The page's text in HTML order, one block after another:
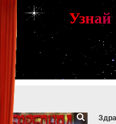
[phpBB Debug] PHP Warning : in file
mysqli_fetch_assoc(): Couldn't fetch
[phpBB Debug] PHP Warning: in file
mysqli_free_result(): Couldn't fetch
[phpBB Debug] PHP Warning
mysqli_fetch_assoc(): Couldn't fetch
[phpBB Debug] PHP Warning
: in file
mysqli_free_result(): Couldn't fetch
[phpBB Debug] PHP Warning: in file
mysqli_fetch_assoc(): Couldn't fetch
[phpBB Debug] PHP Warning
mysqli_free_result(): Couldn't fetch
Узнай